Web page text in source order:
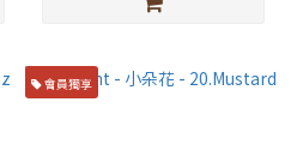
會員獨享